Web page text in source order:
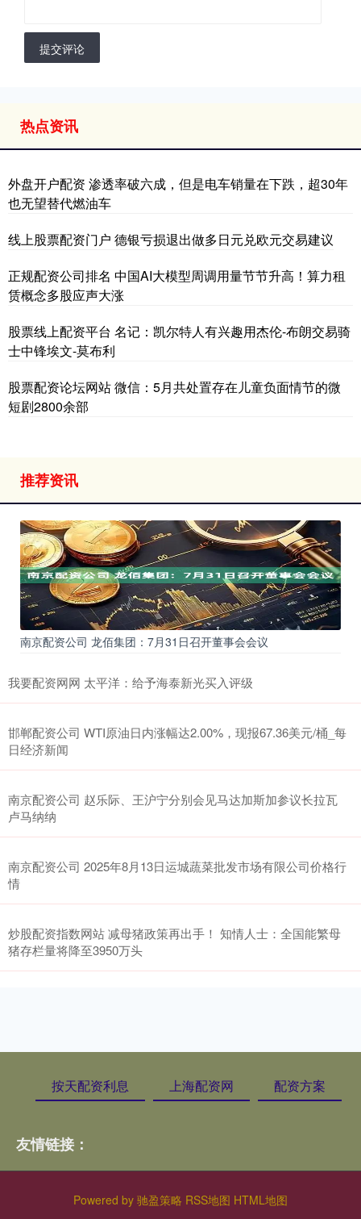
提交评论
热点资讯
外盘开户配资 渗透率破六成，但是电车销量在下跌，超30年
也无望替代燃油车
线上股票配资门户 德银亏损退出做多日元兑欧元交易建议
正规配资公司排名 中国AI大模型周调用量节节升高！算力租
赁概念多股应声大涨
股票线上配资平台 名记：凯尔特人有兴趣用杰伦-布朗交易骑
士中锋埃文-莫布利
股票配资论坛网站 微信：5月共处置存在儿童负面情节的微
短剧2800余部
推荐资讯
南京配资公司 龙佰集团：7月31日召开董事会会议
我要配资网网 太平洋：给予海泰新光买入评级
邯郸配资公司 WTI原油日内涨幅达2.00%，现报67.36美元/桶_每
日经济新闻
南京配资公司 赵乐际、王沪宁分别会见马达加斯加参议长拉瓦
卢马纳纳
南京配资公司 2025年8月13日运城蔬菜批发市场有限公司价格行
情
炒股配资指数网站 减母猪政策再出手！ 知情人士：全国能繁母
猪存栏量将降至3950万头
按天配资利息 上海配资网 配资方案
友情链接：
Powered by 驰盈策略 RSS地图 HTML地图